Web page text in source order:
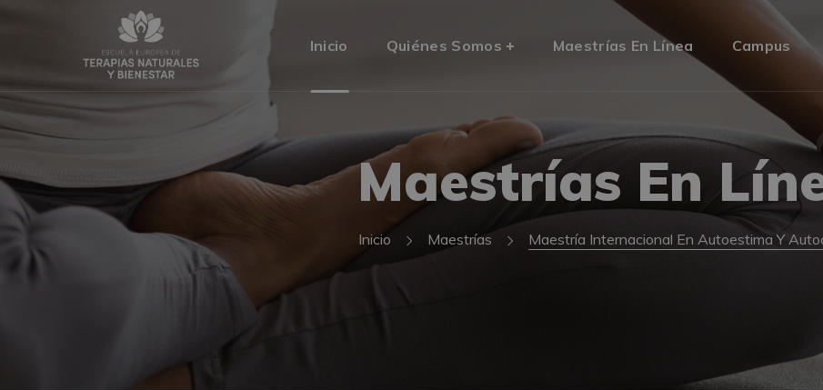
Inicio Quiénes Somos Maestrías En Línea Campus
Maestrías En
Inicio Maestrías Maestría Internacional En Autoestima Y